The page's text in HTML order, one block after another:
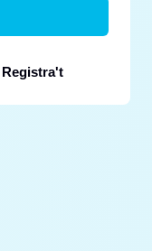
Registra't